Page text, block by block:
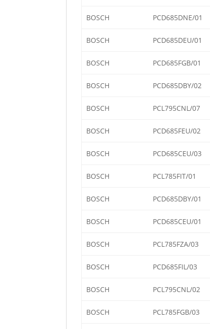
BOSCH PCD685DNE/01
BOSCH PCD685DEU/01
BOSCH PCD685FGB/01
BOSCH PCD685DBY/02
BOSCH PCL795CNL/07
BOSCH PCD685FEU/02
BOSCH PCD685CEU/03
BOSCH PCL785FIT/01
BOSCH PCD685DBY/01
BOSCH PCD685CEU/01
BOSCH PCL785FZA/03
BOSCH PCD685FIL/03
BOSCH PCL795CNL/02
BOSCH PCL785FGB/03